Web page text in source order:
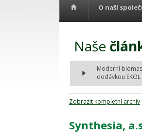
O naší
Naše
Moderní
dodávkou EKOL
Zobrazit kompletní archiv
Synthesia,